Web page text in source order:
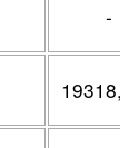
-